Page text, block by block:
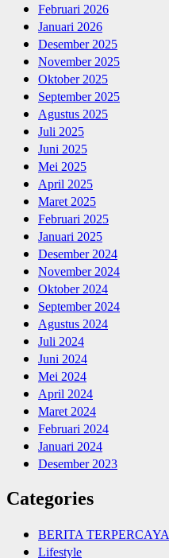
Februari 2026
Januari 2026
Desember 2025
November 2025
Oktober 2025
September 2025
Agustus 2025
Juli 2025
Juni 2025
Mei 2025
April 2025
Maret 2025
Februari 2025
Januari 2025
Desember 2024
November 2024
Oktober 2024
September 2024
Agustus 2024
Juli 2024
Juni 2024
Mei 2024
April 2024
Maret 2024
Februari 2024
Januari 2024
Desember 2023
Categories
BERITA TERPERCAYA
Lifestyle